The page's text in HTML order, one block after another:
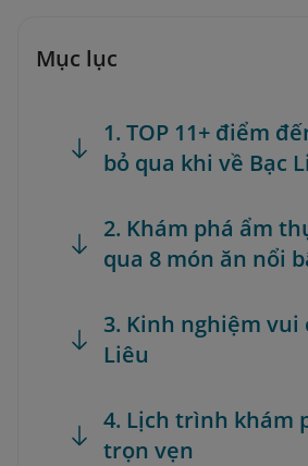
Mục lục
1. TOP 11+ điểm
bỏ qua khi về Bạc
2. Khám phá ẩm
qua 8 món ăn nổi
3. Kinh nghiệm vui
Liêu
4. Lịch trình khám
trọn vẹn